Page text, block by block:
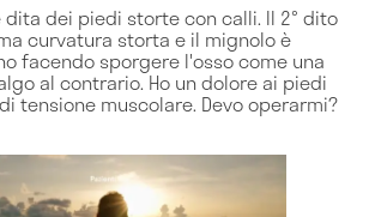
dita dei piedi storte con calli. Il 2° dito
curvatura storta e il mignolo è
facendo sporgere l'osso come una
al contrario. Ho un dolore ai piedi
tensione muscolare. Devo operarmi?